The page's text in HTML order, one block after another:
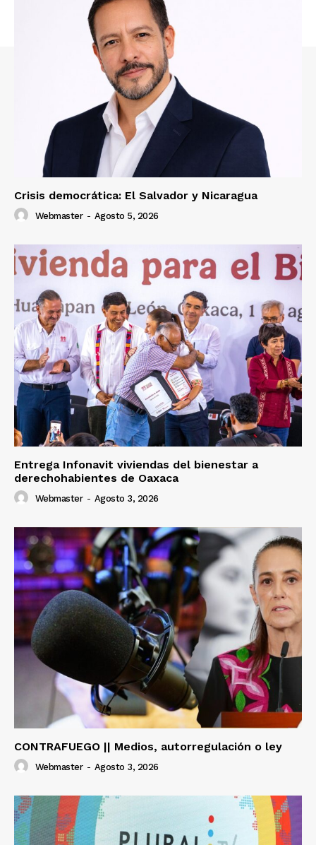
Crisis democrática: El Salvador y Nicaragua
Webmaster - Agosto 5, 2026
Entrega Infonavit viviendas del bienestar a
derechohabientes de Oaxaca
Webmaster - Agosto 3, 2026
CONTRAFUEGO || Medios, autorregulación o ley
Webmaster - Agosto 3, 2026